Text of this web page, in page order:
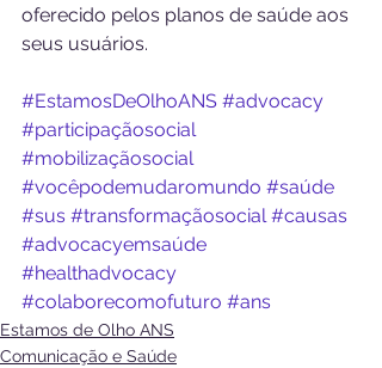
oferecido pelos planos de saúde aos
seus usuários.
#EstamosDeOlhoANS #advocacy
#participaçãosocial
#mobilizaçãosocial
#vocêpodemudaromundo #saúde
#sus #transformaçãosocial #causas
#advocacyemsaúde
#healthadvocacy
#colaborecomofuturo #ans
Estamos de Olho ANS
Comunicação e Saúde